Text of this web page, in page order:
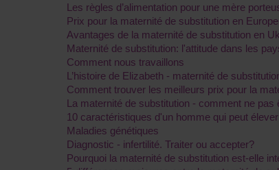
Les règles d’alimentation pour une mère
Prix pour la maternité de substitution en Europe
Avantages de la maternité de substitution en
Maternité de substitution: l'attitude dans les
Comment nous travaillons
L’histoire de Elizabeth - maternité de
Comment trouver les meilleurs prix pour la
La maternité de substitution - comment ne pas
10 caractéristiques d'un homme qui peut
Maladies génétiques
Diagnostic - infertilité. Traiter ou accepter?
Pourquoi la maternité de substitution est-elle